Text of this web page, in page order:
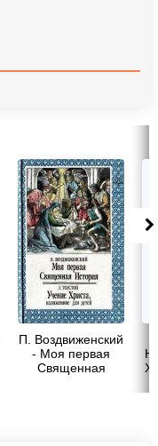
П. Воздвиженский
- Моя первая
Священная